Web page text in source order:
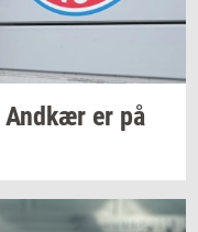
And­kær er på